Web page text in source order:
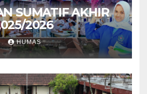
SUMATIF AKHIR
2026
HUMAS